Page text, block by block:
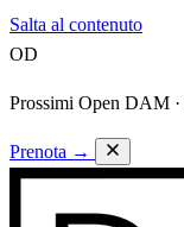
Salta al contenuto
OD
Prossimi Open DAM ·
Prenota →